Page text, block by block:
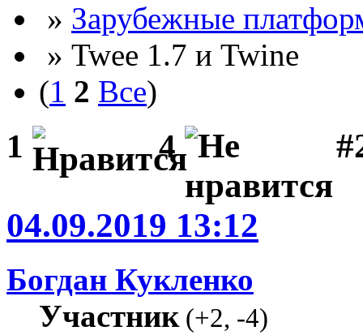
» Зарубежные
» Twee 1.7 и Twine
(1 2 Все)
1 4
04.09.2019 13:12
Богдан Кукленко
Участник(+2, -4)